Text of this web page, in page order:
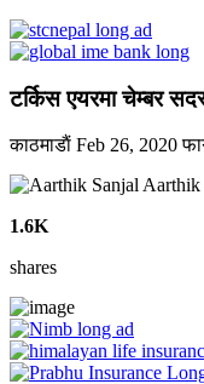
टर्किस एयरमा चेम्बर
काठमाडाैं Feb 26, 2020
Aarthik
1.6K
shares